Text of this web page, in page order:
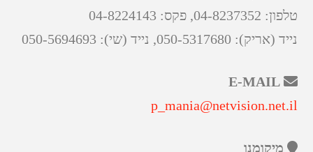
טלפון: 04-8237352, פקס: 04-8224143
נייד (אריק): 050-5317680, נייד (שי): 050-5694693
E-MAIL
p_mania@netvision.net.il
מיקומנו